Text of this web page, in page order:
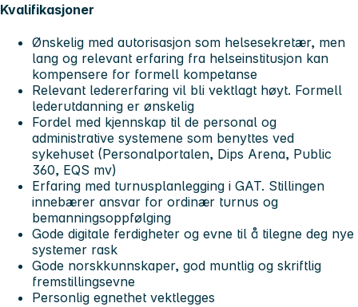
Kvalifikasjoner
Ønskelig med autorisasjon som helsesekretær, men
lang og relevant erfaring fra helseinstitusjon kan
kompensere for formell kompetanse
Relevant ledererfaring vil bli vektlagt høyt. Formell
lederutdanning er ønskelig
Fordel med kjennskap til de personal og
administrative systemene som benyttes ved
sykehuset (Personalportalen, Dips Arena, Public
360, EQS mv)
Erfaring med turnusplanlegging i GAT. Stillingen
innebærer ansvar for ordinær turnus og
bemanningsoppfølging
Gode digitale ferdigheter og evne til å tilegne deg nye
systemer rask
Gode norskkunnskaper, god muntlig og skriftlig
fremstillingsevne
Personlig egnethet vektlegges